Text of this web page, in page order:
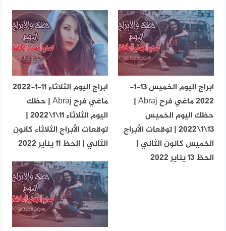
ابراج اليوم الخميس 13-1-
2022 ماغي فرح Abraj |
حظك اليوم الخميس
13\1\2022 | توقعات الأبراج
الخميس كانون الثاني |
الحظ 13 يناير 2022
ابراج اليوم الثلاثاء 11-1-2022
ماغي فرح Abraj | حظك
اليوم الثلاثاء 11\1\2022 |
توقعات الأبراج الثلاثاء كانون
الثاني | الحظ 11 يناير 2022